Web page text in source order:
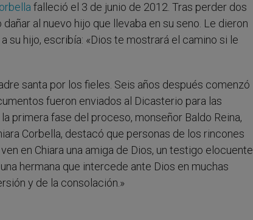
falleció el 3 de junio de 2012. Tras perder dos
al nuevo hijo que llevaba en su seno. Le dieron
su hijo, escribía: «Dios te mostrará el camino si le
santa por los fieles. Seis años después comenzó
fueron enviados al Dicasterio para las
primera fase del proceso, monseñor Baldo Reina,
Corbella, destacó que personas de los rincones
en Chiara una amiga de Dios, un testigo elocuente
hermana que intercede ante Dios en muchas
y de la consolación.»